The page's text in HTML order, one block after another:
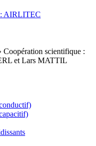
: AIRLITEC
Coopération scientifique :
et Lars MATTIL